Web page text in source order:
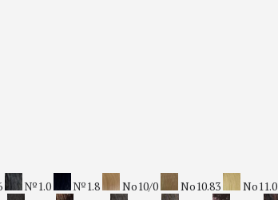
№1.0 №1.8 No10/0 No10.83 No11.0